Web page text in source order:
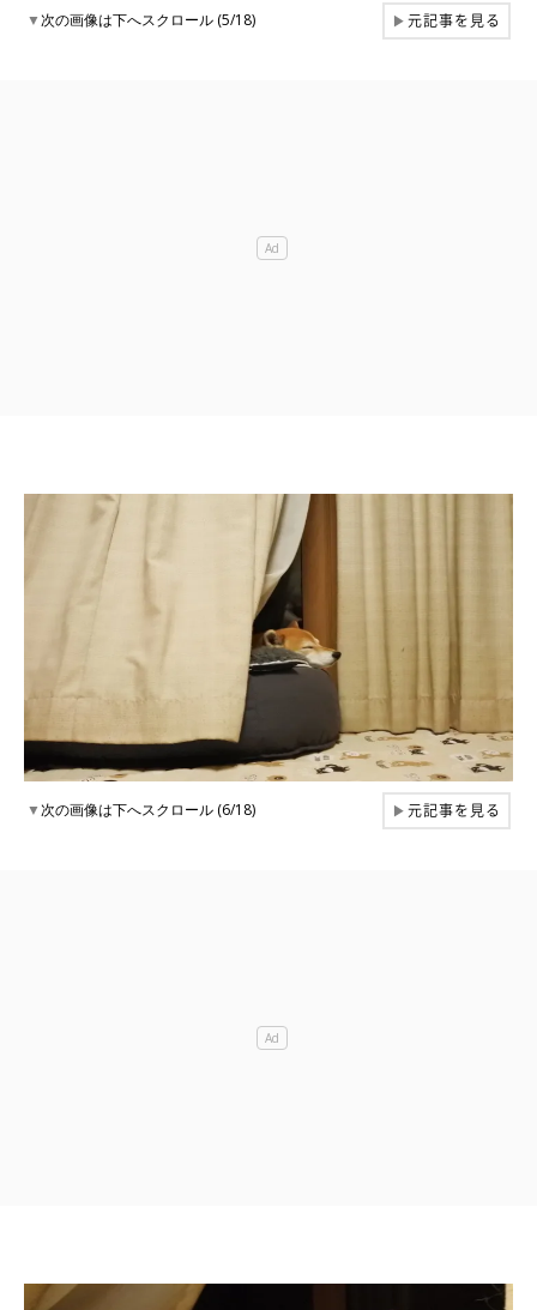
▼次の画像は下へスクロール (5/18) ▶元記事を見る
▼次の画像は下へスクロール (6/18) ▶元記事を見る